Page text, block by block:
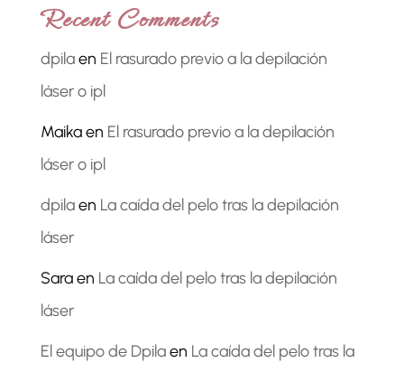
Recent Comments
dpilaen El rasurado previo a la depilación
láser o ipl
Maikaen El rasurado previo a la depilación
láser o ipl
dpilaen La caída del pelo tras la depilación
láser
Saraen La caída del pelo tras la depilación
láser
El equipo de Dpilaen La caída del pelo tras la